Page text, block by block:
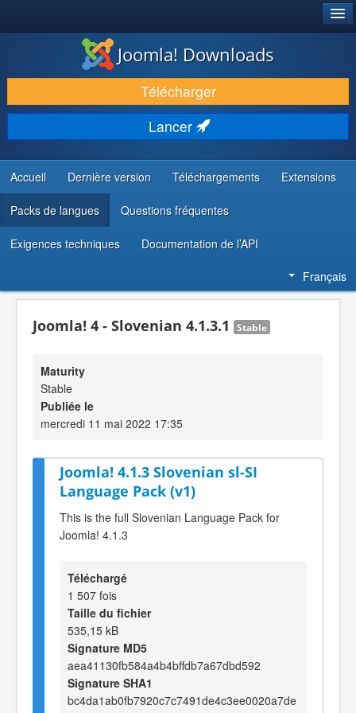
TÉLÉCHARGER & ÉTENDRE
DÉCOUVRIR & APPRENDRE
COMMUNAUTÉ & SUPPORT
RESSOURCES DÉVELOPPEURS
Joomla! Downloads
Télécharger
Lancer
Accueil Dernière version Téléchargements Extensions
Packs de langues Questions fréquentes
Exigences techniques Documentation de l’API
Français
Joomla! 4 - Slovenian 4.1.3.1 Stable
Maturity
Stable
Publiée le
mercredi 11 mai 2022 17:35
Joomla! 4.1.3 Slovenian sl-SI
Language Pack (v1)
This is the full Slovenian Language Pack for
Joomla! 4.1.3
Téléchargé
1 507 fois
Taille du fichier
535,15 kB
Signature MD5
aea41130fb584a4b4bffdb7a67dbd592
Signature SHA1
bc4da1ab0fb7920c7c7491de4c3ee0020a7de